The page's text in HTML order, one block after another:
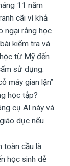
11 năm
cãi vì khả
ngại rằng học
kiểm tra và
từ Mỹ đến
sử dụng.
máy gian lận”
học tập?
cụ AI này và
dục nếu
toàn cầu là
học sinh dễ